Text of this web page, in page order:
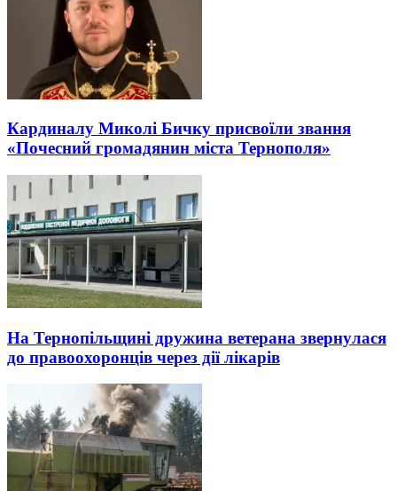
Кардиналу Миколі Бичку присвоїли звання
«Почесний громадянин міста Тернополя»
На Тернопільщині дружина ветерана звернулася
до правоохоронців через дії лікарів